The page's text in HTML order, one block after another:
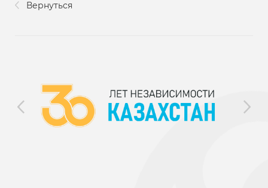
Вернуться